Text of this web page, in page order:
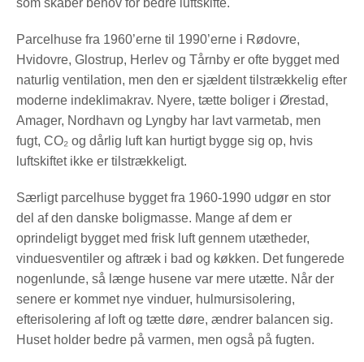
som skaber behov for bedre luftskifte.
Parcelhuse fra 1960’erne til 1990’erne i Rødovre,
Hvidovre, Glostrup, Herlev og Tårnby er ofte bygget med
naturlig ventilation, men den er sjældent tilstrækkelig efter
moderne indeklimakrav. Nyere, tætte boliger i Ørestad,
Amager, Nordhavn og Lyngby har lavt varmetab, men
fugt, CO₂ og dårlig luft kan hurtigt bygge sig op, hvis
luftskiftet ikke er tilstrækkeligt.
Særligt parcelhuse bygget fra 1960-1990 udgør en stor
del af den danske boligmasse. Mange af dem er
oprindeligt bygget med frisk luft gennem utætheder,
vinduesventiler og aftræk i bad og køkken. Det fungerede
nogenlunde, så længe husene var mere utætte. Når der
senere er kommet nye vinduer, hulmursisolering,
efterisolering af loft og tætte døre, ændrer balancen sig.
Huset holder bedre på varmen, men også på fugten.